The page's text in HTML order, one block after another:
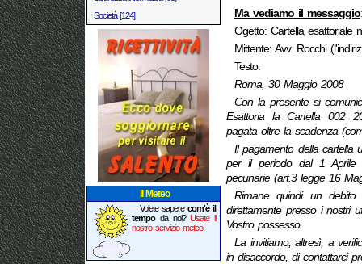
Società [124]
Il Meteo
Volete sapere com'è il
tempoda noi?Usate il
nostro servizio meteo!
Ma vediamo il messaggio:
Ogetto: Cartella esattoriale
Mittente: Avv. Rocchi
Testo:
Roma, 30 Maggio 2008
Con la presente si
Esattoria la Cartella 002
pagata oltre la scadenza
Il pagamento della cartella
per il periodo dal1 Aprile
pecunarie (art.3 legge 16
Rimane quindi un
direttamente presso i nostri
Vostro possesso.
La invitiamo, altresì, a
in disaccordo, dicontattarci